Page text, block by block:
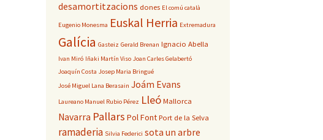
desamortitzacions dones El comú català
Eugenio Monesma Euskal Herria Extremadura
Galícia Gasteiz Gerald Brenan Ignacio Abella
Ivan Miró Iñaki Martín Viso Joan Carles Gelabertó
Joaquín Costa Josep Maria Bringué
José Miguel Lana Berasain Joám Evans
Laureano Manuel Rubio Pérez Lleó Mallorca
Navarra Pallars Pol Font Port de la Selva
ramaderia Silvia Federici sota un arbre